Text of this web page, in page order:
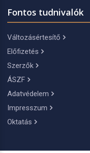
Fontos tudnivalók
Változásértesítő
Előfizetés
Szerzők
ÁSZF
Adatvédelem
Impresszum
Oktatás